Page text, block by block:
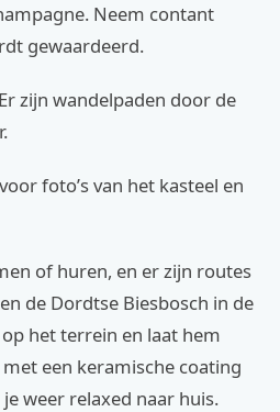
Neem contant
gewaardeerd.
zijn wandelpaden door de
foto’s van het kasteel en
of huren, en er zijn routes
de Dordtse Biesbosch in de
het terrein en laat hem
een keramische coating
weer relaxed naar huis.